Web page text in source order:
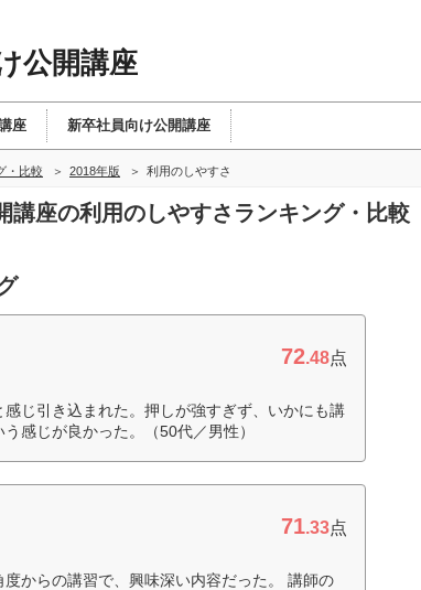
公開講座
座 新卒社員向け公開講座
・比較 2018年版 利用のしやすさ
講座の利用のしやすさランキング・比較
72.48点
じ引き込まれた。押しが強すぎず、いかにも講
感じが良かった。（50代／男性）
71.33点
からの講習で、興味深い内容だった。 講師の